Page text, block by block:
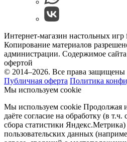
Интернет-магазин настольных игр
Копирование материалов
администрации. Содержимое
офертой
© 2014–2026. Все права защищены
Публичная оферта Политика
Мы используем cookie
Мы используем cookie Продолжая
даёте согласие на обработку (в
сбора статистики
пользовательских данных